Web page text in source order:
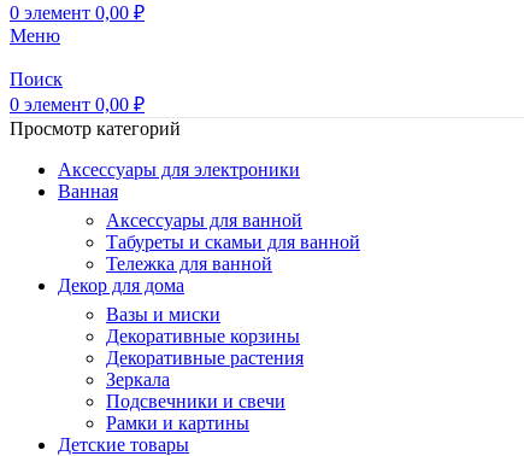
0 элемент 0,00 ₽
Меню
Поиск
0 элемент 0,00 ₽
Просмотр категорий
Аксессуары для электроники
Ванная
Аксессуары для ванной
Табуреты и скамьи для ванной
Тележка для ванной
Декор для дома
Вазы и миски
Декоративные корзины
Декоративные растения
Зеркала
Подсвечники и свечи
Рамки и картины
Детские товары